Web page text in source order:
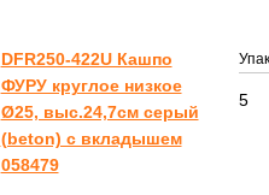
DFR250-422U Кашпо
ФУРУ круглое низкое
Ø25, выс.24,7см серый
(beton) с вкладышем
058479
5